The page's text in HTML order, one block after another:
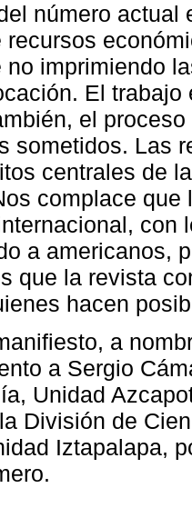
número actual
recursos
no imprimiendo
El
el
sometidos. Las
centrales de
complace
con
a americanos,
que la revista
hacen
a
a Sergio
Unidad
División de
Iztapalapa,